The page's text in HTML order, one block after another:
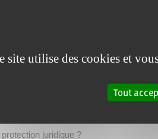
civile
juridique ?
site utilise des cookies et
Tout